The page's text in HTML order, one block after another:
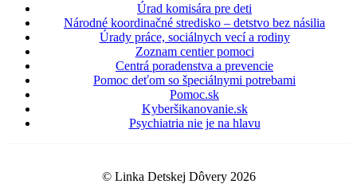
Úrad komisára pre deti
Národné koordinačné stredisko – detstvo bez násilia
Úrady práce, sociálnych vecí a rodiny
Zoznam centier pomoci
Centrá poradenstva a prevencie
Pomoc deťom so špeciálnymi potrebami
Pomoc.sk
Kyberšikanovanie.sk
Psychiatria nie je na hlavu
© Linka Detskej Dôvery 2026